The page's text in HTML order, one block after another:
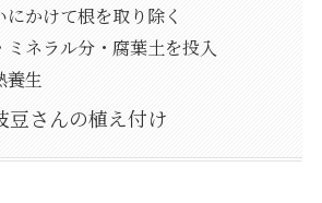
にかけて根を取り除く
ミネラル分・腐葉土を投入
養生
豆さんの植え付け